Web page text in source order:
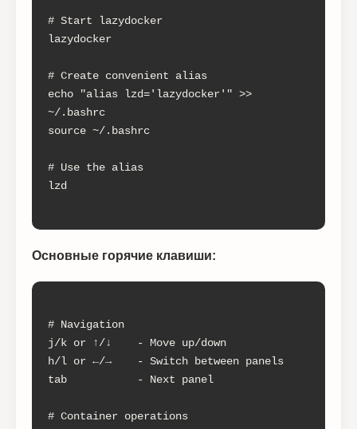
# Start lazydocker
lazydocker
# Create convenient alias
echo "alias lzd='lazydocker'" >>
~/.bashrc
source ~/.bashrc
# Use the alias
lzd
Основные горячие клавиши:
# Navigation
j/k or ↑/↓    - Move up/down
h/l or ←/→    - Switch between panels
tab           - Next panel
# Container operations